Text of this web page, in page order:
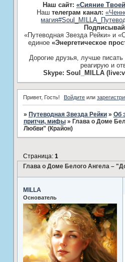
Наш сайт: «Сияние
Наш телеграм канал:
«Путеводная Звезда Рейки» и
единое «Энергетическое
Дорогие друзья, лучше
реагирую и
Skype: Soul_MILLA
Привет, Гость! Войдите или
» Путеводная Звезда Рейки » Об
притчи, мифы » Глава о Доме
Любви" (Крайон)
Глава о Доме Белого Ангела –
Страница: 1
MILLA
Основатель